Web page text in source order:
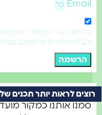
Email
בלחיצה על "הרשמה" אני
וקבלת מסרים פרסומיים במייל
הרשמה
רוצים לראות יותר תכנים
סמנו אותנו כמקור